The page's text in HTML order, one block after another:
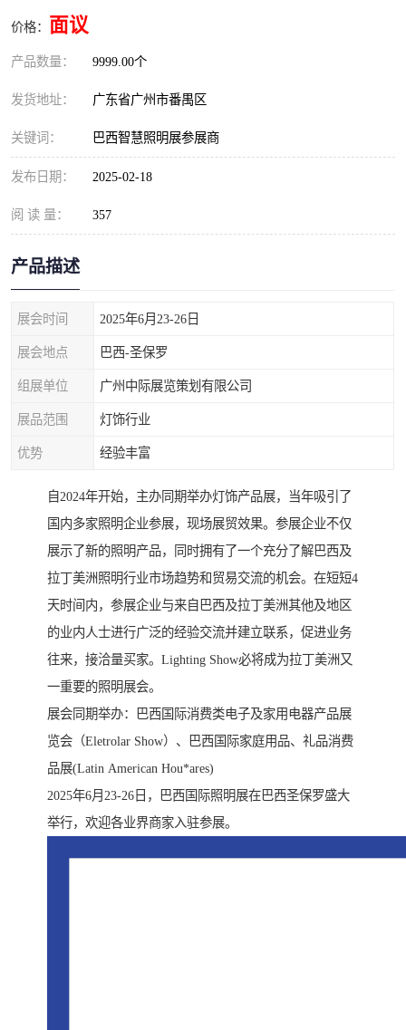
价格： 面议
产品数量： 9999.00个
发货地址： 广东省广州市番禺区
关键词： 巴西智慧照明展参展商
发布日期： 2025-02-18
阅 读 量： 357
产品描述
展会时间 2025年6月23-26日
展会地点 巴西-圣保罗
组展单位 广州中际展览策划有限公司
展品范围 灯饰行业
优势 经验丰富
自2024年开始，主办同期举办灯饰产品展，当年吸引了
国内多家照明企业参展，现场展贸效果。参展企业不仅
展示了新的照明产品，同时拥有了一个充分了解巴西及
拉丁美洲照明行业市场趋势和贸易交流的机会。在短短4
天时间内，参展企业与来自巴西及拉丁美洲其他及地区
的业内人士进行广泛的经验交流并建立联系，促进业务
往来，接洽量买家。Lighting Show必将成为拉丁美洲又
一重要的照明展会。
展会同期举办：巴西国际消费类电子及家用电器产品展
览会（Eletrolar Show）、巴西国际家庭用品、礼品消费
品展(Latin American Hou*ares)
2025年6月23-26日，巴西国际照明展在巴西圣保罗盛大
举行，欢迎各业界商家入驻参展。